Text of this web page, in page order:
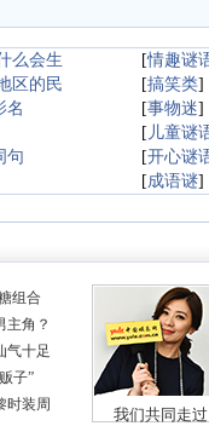
么会生 [情趣谜
区的民 [搞笑类]
名 [事物迷]
[ 儿童谜
句 [开心谜
[成语谜]